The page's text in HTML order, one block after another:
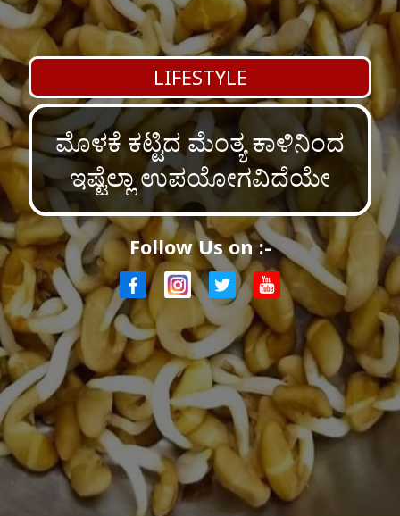
LIFESTYLE
ಮೊಳಕೆ ಕಟ್ಟಿದ ಮೆಂತ್ಯ ಕಾಳಿನಿಂದ
ಇಷ್ಟೆಲ್ಲಾ ಉಪಯೋಗವಿದೆಯೇ
Follow Us on :-